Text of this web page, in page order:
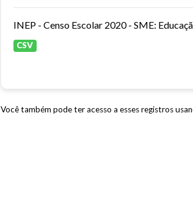
INEP - Censo Escolar 2020 - SME:
CSV
Você também pode ter acesso a esses registros